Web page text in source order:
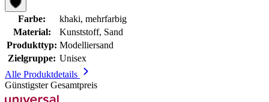
Farbe:
khaki, mehrfarbig
Material:
Kunststoff, Sand
Produkttyp: Modelliersand
Zielgruppe: Unisex
Alle Produktdetails
Günstigster Gesamtpreis